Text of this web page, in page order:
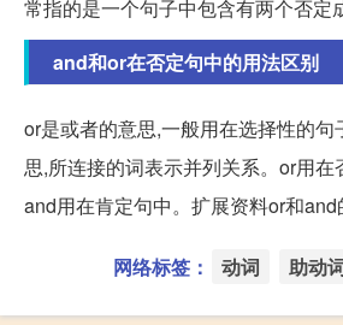
常指的是一个句子中包含有两个否定
and和or在否定句中的用法区别
or是或者的意思,一般用在选择性的
思,所连接的词表示并列关系。or用
and用在肯定句中。扩展资料or和and
网络标签： 动词 助动